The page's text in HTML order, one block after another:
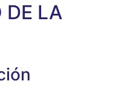
DE LA